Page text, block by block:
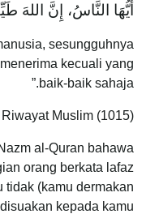
أَيُّهَا النَّاسُ، إِنَّ اللهَ
sesungguhnya
kecuali yang
baik-baik sahaja.”
Riwayat Muslim (1015)
al-Quran bahawa
tidak
kepada kamu